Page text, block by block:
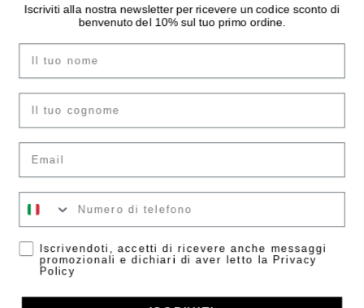
THE MOODER
I negozi
Contatti
Instagram
Facebook
GUIDA ALL’ACQUISTO
Pagamenti
Sostituzioni e Resi
Guida Taglie
ACCOUNT
Crea account
LEGAL AREA
Informazioni Legali
Privacy Policy
Iscriviti alla nostra newsletter per ricevere un codice sconto di
benvenuto del 10% sul tuo primo ordine.
Nome
cognome
Email
Il tuo numero
Accetta
Iscrivendoti, accetti di ricevere anche messaggi
promozionali e dichiari di aver letto la Privacy
Policy